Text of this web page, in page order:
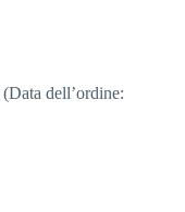
(Data dell’ordine: